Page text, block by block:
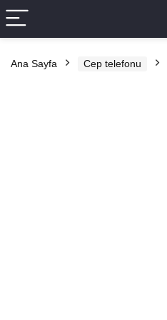
Ana Sayfa Cep telefonu